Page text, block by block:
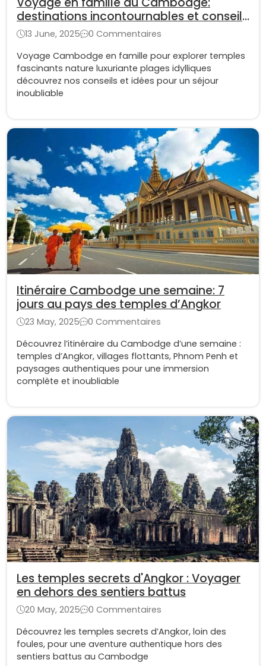
destinations incontournables et conseils
pratiques
13 June, 2025
0 Commentaires
Voyage Cambodge en famille pour explorer temples
fascinants nature luxuriante plages idylliques
découvrez nos conseils et idées pour un séjour
inoubliable
Itinéraire Cambodge une semaine: 7
jours au pays des temples d’Angkor
23 May, 2025
0 Commentaires
Découvrez l’itinéraire du Cambodge d’une semaine :
temples d’Angkor, villages flottants, Phnom Penh et
paysages authentiques pour une immersion
complète et inoubliable
Les temples secrets d'Angkor : Voyager
en dehors des sentiers battus
20 May, 2025
0 Commentaires
Découvrez les temples secrets d’Angkor, loin des
foules, pour une aventure authentique hors des
sentiers battus au Cambodge